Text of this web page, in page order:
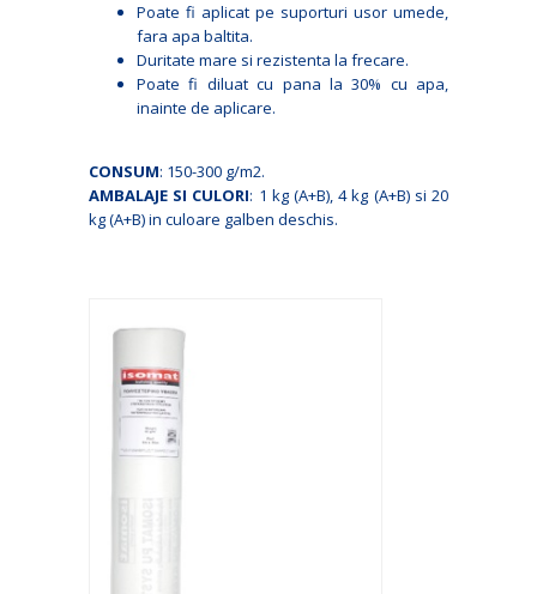
Poate fi aplicat pe suporturi usor umede,
fara apa baltita.
Duritate mare si rezistenta la frecare.
Poate fi diluat cu pana la 30% cu apa,
inainte de aplicare.
CONSUM: 150-300 g/m2.
AMBALAJE SI CULORI: 1 kg (Α+Β), 4 kg (Α+Β) si 20
kg (A+B) in culoare galben deschis.